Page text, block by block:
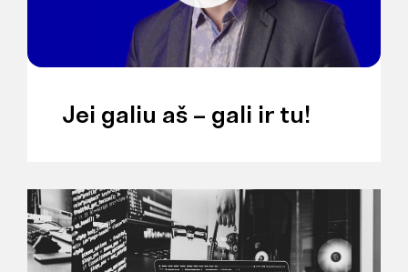
Jei galiu aš – gali ir tu!